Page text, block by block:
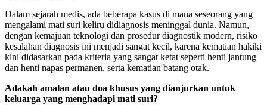
Dalam sejarah medis, ada beberapa kasus di mana seseorang yang
mengalami mati suri keliru didiagnosis meninggal dunia. Namun,
dengan kemajuan teknologi dan prosedur diagnostik modern, risiko
kesalahan diagnosis ini menjadi sangat kecil, karena kematian hakiki
kini didasarkan pada kriteria yang sangat ketat seperti henti jantung
dan henti napas permanen, serta kematian batang otak.
Adakah amalan atau doa khusus yang dianjurkan untuk
keluarga yang menghadapi mati suri?